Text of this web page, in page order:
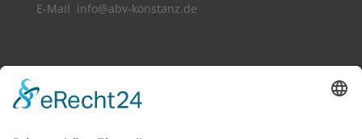
E-Mail info@abv-konstanz.de
Vollbild